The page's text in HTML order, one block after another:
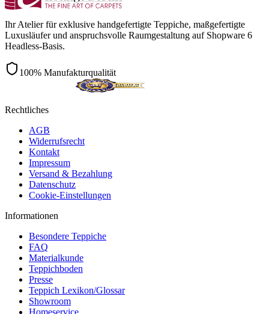
Ihr Atelier für exklusive handgefertigte Teppiche, maßgefertigte
Luxusläufer und anspruchsvolle Raumgestaltung auf Shopware 6
Headless-Basis.
100% Manufakturqualität
Rechtliches
AGB
Widerrufsrecht
Kontakt
Impressum
Versand & Bezahlung
Datenschutz
Cookie-Einstellungen
Informationen
Besondere Teppiche
FAQ
Materialkunde
Teppichboden
Presse
Teppich Lexikon/Glossar
Showroom